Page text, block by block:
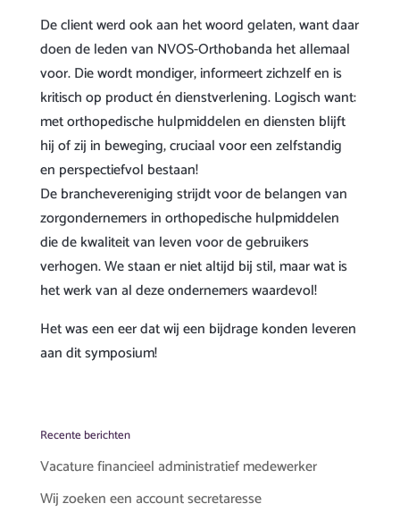
De client werd ook aan het woord gelaten, want daar
doen de leden van NVOS-Orthobanda het allemaal
voor. Die wordt mondiger, informeert zichzelf en is
kritisch op product én dienstverlening. Logisch want:
met orthopedische hulpmiddelen en diensten blijft
hij of zij in beweging, cruciaal voor een zelfstandig
en perspectiefvol bestaan!
De branchevereniging strijdt voor de belangen van
zorgondernemers in orthopedische hulpmiddelen
die de kwaliteit van leven voor de gebruikers
verhogen. We staan er niet altijd bij stil, maar wat is
het werk van al deze ondernemers waardevol!
Het was een eer dat wij een bijdrage konden leveren
aan dit symposium!
Recente berichten
Vacature financieel administratief medewerker
Wij zoeken een account secretaresse